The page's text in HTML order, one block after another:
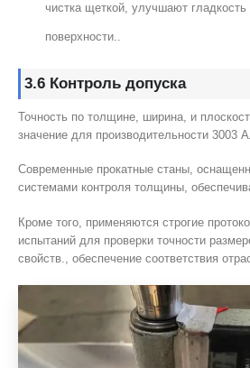
чистка щеткой, улучшают
поверхности..
3.6 Контроль допуска
Точность по толщине, ширина, и
значение для производительности 3003
Современные прокатные станы,
системами контроля толщины,
Кроме того, применяются строгие
испытаний для проверки точности
свойств., обеспечение соответствия